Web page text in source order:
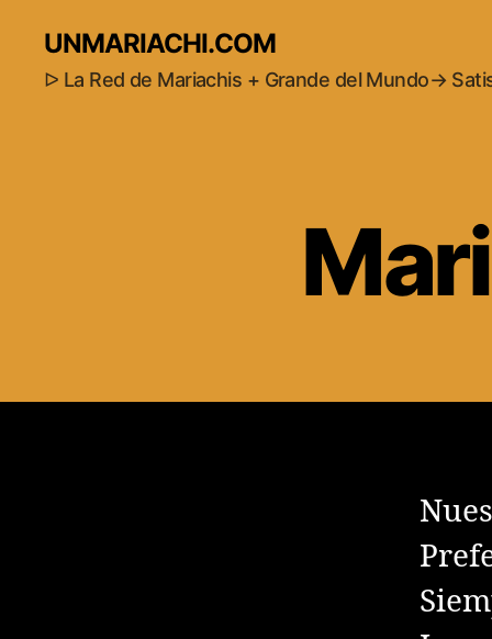
UNMARIACHI.COM
ᐅ La Red de Mariachis + Grande del Mundo→